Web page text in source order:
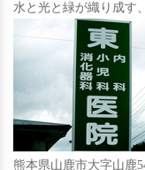
水と光と緑が織り成す
熊本県山鹿市大字山鹿